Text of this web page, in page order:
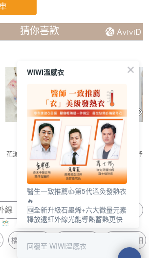
猜你喜歡
花漾冰絲內褲(淡橘
繁花 女M)
$129
冰氧雲柔無痕內褲
(晨霧灰 F)
$250
舒
線
櫻花粉 止汗 內衣 平口細
WIWI溫感衣
醫生一致推薦👍第5代溫灸發熱衣
🔥
🆕全新升級石墨烯+六大微量元素
釋放遠紅外線光能導熱蓄熱更快
回覆至 WIWI溫感衣